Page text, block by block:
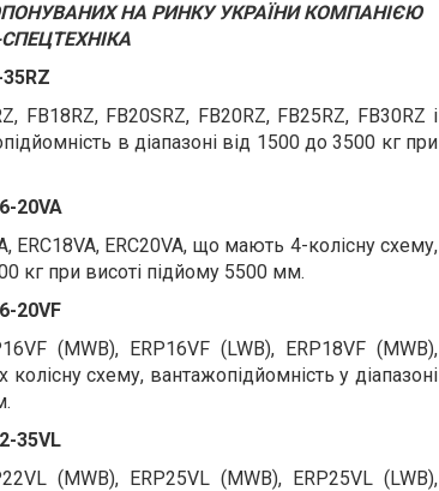
НА РИНКУ УКРАЇНИ КОМПАНІЄЮ
FB18RZ, FB20SRZ, FB20RZ, FB25RZ, FB30RZ і
в діапазоні від 1500 до 3500 кг при
20VA
ERC18VA, ERC20VA, що мають 4-колісну схему,
кг при висоті підйому 5500 мм.
20VF
(MWB), ERP16VF (LWB), ERP18VF (MWB),
схему, вантажопідйомність у діапазоні
35VL
(MWB), ERP25VL (MWB), ERP25VL (LWB),